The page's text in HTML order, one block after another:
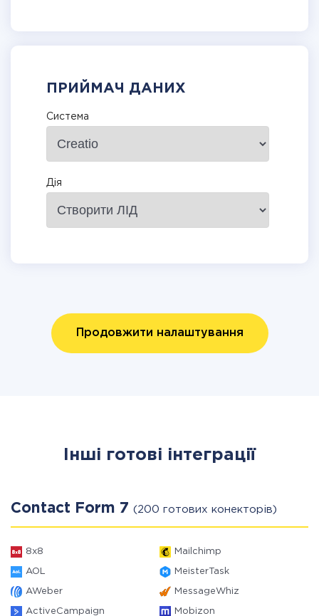
ПРИЙМАЧ ДАНИХ
Система
Дія
Продовжити налаштування
Інші готові інтеграції
Contact Form 7 (200 готових конекторів)
8x8 Mailchimp
AOL MeisterTask
AWeber MessageWhiz
ActiveCampaign Mobizon